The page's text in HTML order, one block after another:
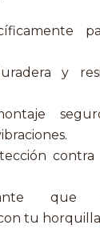
y
que
tu horquilla